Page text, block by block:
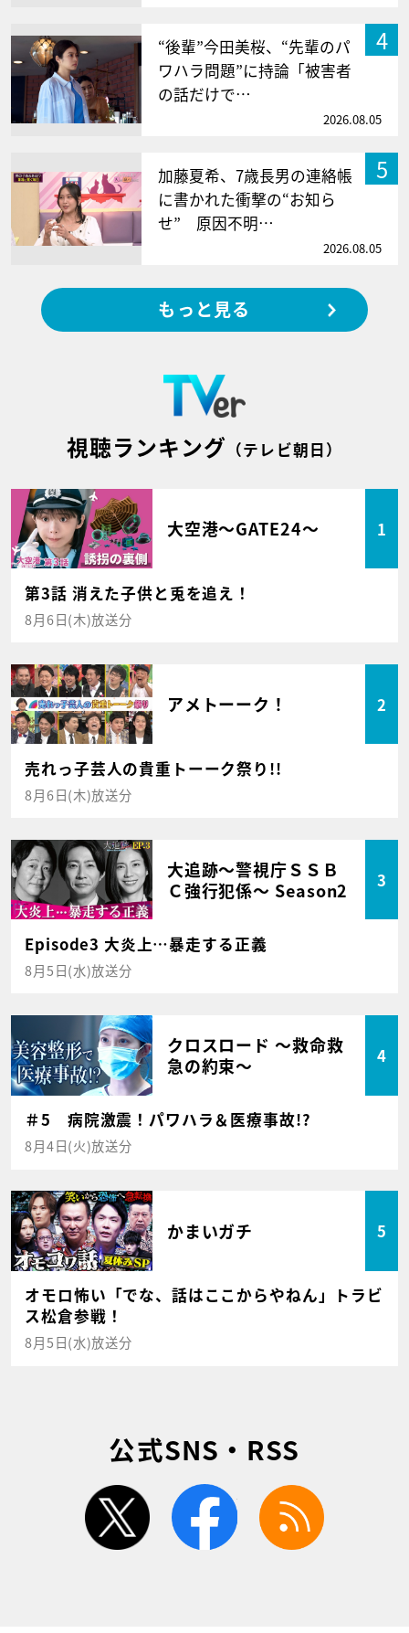
4
“後輩”今田美桜、“先輩のパ
ワハラ問題”に持論「被害者
の話だけで…
2026.08.05
5
加藤夏希、7歳長男の連絡帳
に書かれた衝撃の“お知ら
せ” 原因不明…
2026.08.05
もっと見る
視聴ランキング （テレビ朝日）
大空港～GATE24～ 1
第3話 消えた子供と兎を追え！
8月6日(木)放送分
アメトーーク！ 2
売れっ子芸人の貴重トーーク祭り!!
8月6日(木)放送分
大追跡～警視庁ＳＳＢ
Ｃ強行犯係～ Season2
3
Episode3 大炎上…暴走する正義
8月5日(水)放送分
クロスロード ～救命救
急の約束～
4
＃5 病院激震！パワハラ＆医療事故!?
8月4日(火)放送分
かまいガチ 5
オモロ怖い「でな、話はここからやねん」トラビ
ス松倉参戦！
8月5日(水)放送分
公式SNS・RSS
twitter facebook